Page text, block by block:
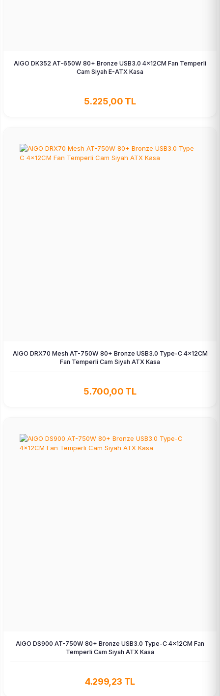
AIGO DK352 AT-650W 80+ Bronze USB3.0 4×12CM Fan Temperli
Cam Siyah E-ATX Kasa
5.225,00 TL
AIGO DRX70 Mesh AT-750W 80+ Bronze USB3.0 Type-C 4×12CM
Fan Temperli Cam Siyah ATX Kasa
5.700,00 TL
AIGO DS900 AT-750W 80+ Bronze USB3.0 Type-C 4×12CM Fan
Temperli Cam Siyah ATX Kasa
4.299,23 TL